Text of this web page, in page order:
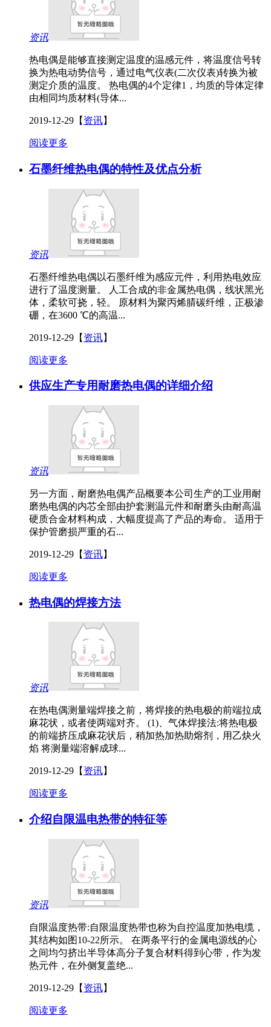
资讯
热电偶是能够直接测定温度的温感元件，将温度信号转
换为热电动势信号，通过电气仪表(二次仪表)转换为被
测定介质的温度。 热电偶的4个定律1，均质的导体定律
由相同均质材料(导体...
2019-12-29 【 资讯】
阅读更多
石墨纤维热电偶的特性及优点分析
资讯
石墨纤维热电偶以石墨纤维为感应元件，利用热电效应
进行了温度测量。 人工合成的非金属热电偶，线状黑光
体，柔软可挠，轻。 原材料为聚丙烯腈碳纤维，正极渗
硼，在3600 ℃的高温...
2019-12-29 【 资讯】
阅读更多
供应生产专用耐磨热电偶的详细介绍
资讯
另一方面，耐磨热电偶产品概要本公司生产的工业用耐
磨热电偶的内芯全部由护套测温元件和耐磨头由耐高温
硬质合金材料构成，大幅度提高了产品的寿命。 适用于
保护管磨损严重的石...
2019-12-29 【 资讯】
阅读更多
热电偶的焊接方法
资讯
在热电偶测量端焊接之前，将焊接的热电极的前端拉成
麻花状，或者使两端对齐。 (1)、气体焊接法:将热电极
的前端挤压成麻花状后，稍加热加热助熔剂，用乙炔火
焰 将测量端溶解成球...
2019-12-29 【 资讯】
阅读更多
介绍自限温电热带的特征等
资讯
自限温度热带:自限温度热带也称为自控温度加热电缆，
其结构如图10-22所示。 在两条平行的金属电源线的心
之间均匀挤出半导体高分子复合材料得到心带，作为发
热元件，在外侧复盖绝...
2019-12-29 【 资讯】
阅读更多